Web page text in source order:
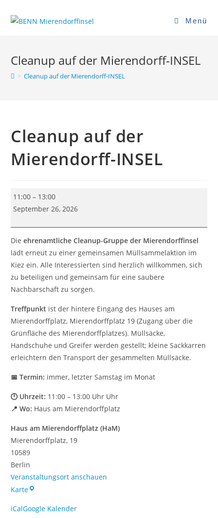
Inhalt
Menü
Cleanup auf der Mierendorff-INSEL
> Cleanup auf der Mierendorff-INSEL
Cleanup auf der
Mierendorff-INSEL
Cleanup
auf
Mierendorff-
INSEL
11:00 – 13:00
September 26, 2026
Dieehrenamtliche Cleanup-Gruppe der Mierendorffinsel
lädt erneut zu einer gemeinsamen Müllsammelaktion im
Kiez ein. Alle Interessierten sind herzlich willkommen, sich
zu beteiligen und gemeinsam für eine saubere
Nachbarschaft zu sorgen.
Treffpunkt ist der hintere Eingang des Hauses am
Mierendorffplatz, Mierendorffplatz 19 (Zugang über die
Grünfläche des Mierendorffplatzes). Müllsäcke,
Handschuhe und Greifer werden gestellt; kleine Sackkarren
erleichtern den Transport der gesammelten Müllsäcke.
📅 Termin: immer, letzter Samstag im Monat
🕛 Uhrzeit: 11:00 – 13:00 Uhr Uhr
📍 Wo: Haus am Mierendorffplatz
Haus am Mierendorffplatz (HaM)
Mierendorffplatz 19
10589
Berlin
Veranstaltungsort anschauen
KarteHaus
Mierendorffplatz
iCalGoogle Kalender